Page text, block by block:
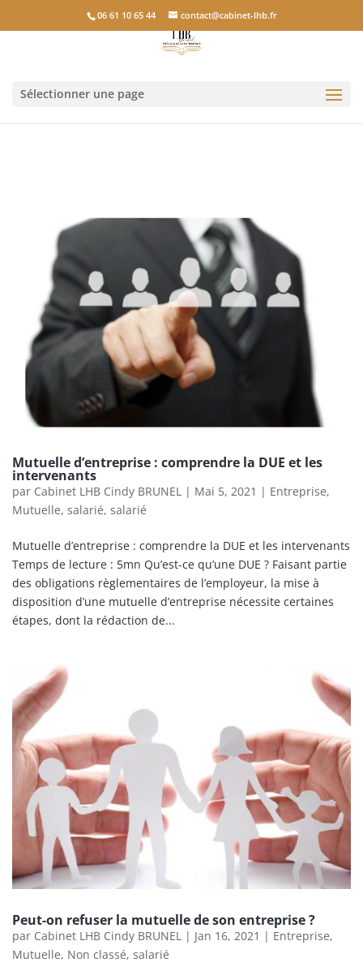
06 61 10 65 44 contact@cabinet-lhb.fr
Sélectionner une page
Mutuelle d’entreprise : comprendre la DUE et les
intervenants
par Cabinet LHB Cindy BRUNEL | Mai 5, 2021 | Entreprise,
Mutuelle, salarié, salarié
Mutuelle d’entreprise : comprendre la DUE et les intervenants
Temps de lecture : 5mn Qu’est-ce qu’une DUE ? Faisant partie
des obligations règlementaires de l’employeur, la mise à
disposition d’une mutuelle d’entreprise nécessite certaines
étapes, dont la rédaction de...
Peut-on refuser la mutuelle de son entreprise ?
par Cabinet LHB Cindy BRUNEL | Jan 16, 2021 | Entreprise,
Mutuelle, Non classé, salarié